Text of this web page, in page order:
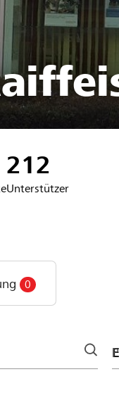
212
Unterstützer
0